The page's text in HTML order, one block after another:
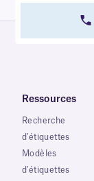
Ressources
Recherche
d'étiquettes
Modèles
d'étiquettes